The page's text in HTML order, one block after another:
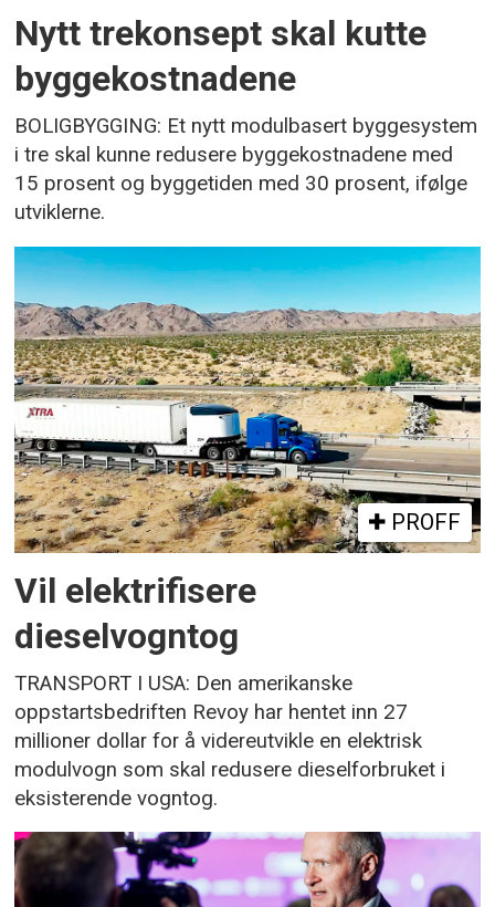
Nytt trekonsept skal kutte
byggekostnadene
BOLIGBYGGING: Et nytt modulbasert byggesystem
i tre skal kunne redusere byggekostnadene med
15 prosent og byggetiden med 30 prosent, ifølge
utviklerne.
PROFF
Vil elektrifisere
dieselvogntog
TRANSPORT I USA: Den amerikanske
oppstartsbedriften Revoy har hentet inn 27
millioner dollar for å videreutvikle en elektrisk
modulvogn som skal redusere dieselforbruket i
eksisterende vogntog.